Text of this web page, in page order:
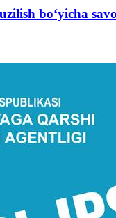
bo‘yicha